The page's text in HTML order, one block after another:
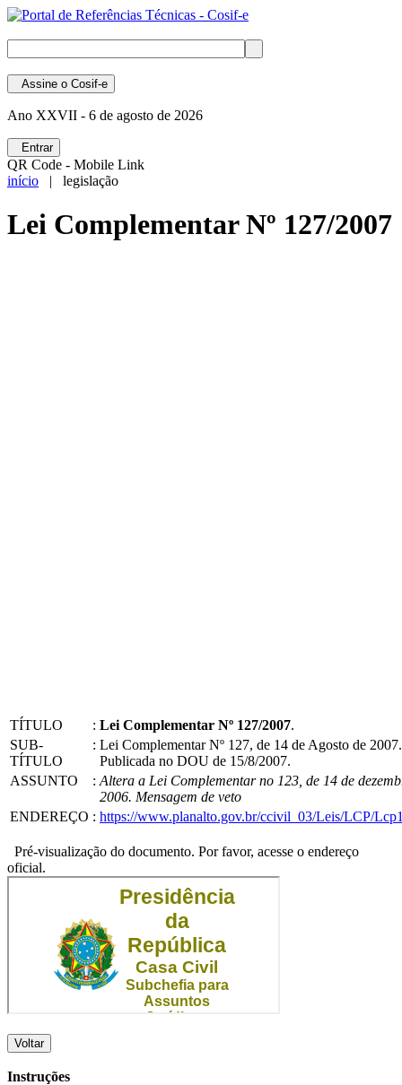
Assine o Cosif-e
Ano XXVII - 6 de agosto de 2026
Entrar
QR Code - Mobile Link
início | legislação
Lei Complementar Nº 127/2007
TÍTULO : Lei Complementar Nº 127/2007.
SUB-
TÍTULO
: Lei Complementar Nº 127, de 14 de Agosto de 2007.
Publicada no DOU de 15/8/2007.
ASSUNTO
: Altera a Lei Complementar no 123, de 14 de
2006. Mensagem de veto
ENDEREÇO : https://www.planalto.gov.br/ccivil_03/Leis/LCP/
Pré-visualização do documento. Por favor, acesse o endereço
oficial.
Voltar
Instruções